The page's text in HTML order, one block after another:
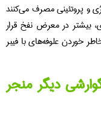
و پروتئینی مصرف می‌کنند
بیشتر در معرض نفخ قرار
خوردن علوفه‌های با فیبر
دیگر منجر